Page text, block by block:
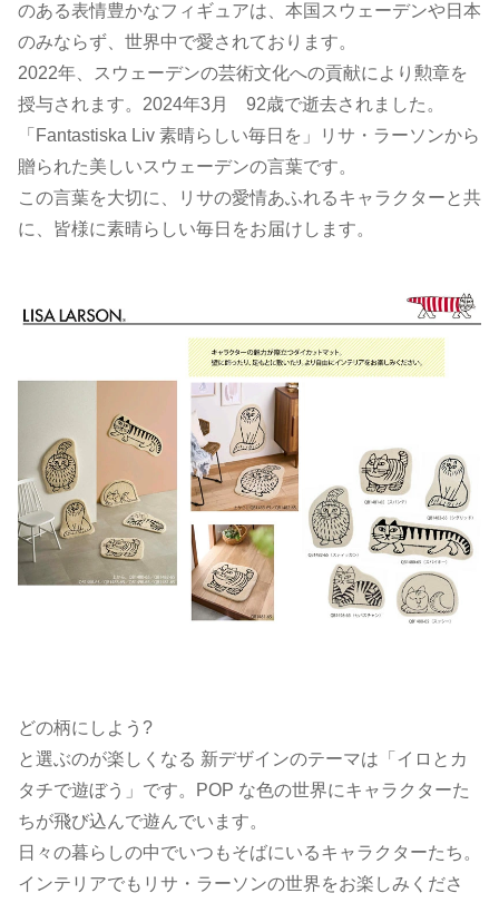
のある表情豊かなフィギュアは、本国スウェーデンや日本
のみならず、世界中で愛されております。
2022年、スウェーデンの芸術文化への貢献により勲章を
授与されます。2024年3月 92歳で逝去されました。
「Fantastiska Liv 素晴らしい毎日を」リサ・ラーソンから
贈られた美しいスウェーデンの言葉です。
この言葉を大切に、リサの愛情あふれるキャラクターと共
に、皆様に素晴らしい毎日をお届けします。
どの柄にしよう?
と選ぶのが楽しくなる 新デザインのテーマは「イロとカ
タチで遊ぼう」です。POP な色の世界にキャラクターた
ちが飛び込んで遊んでいます。
日々の暮らしの中でいつもそばにいるキャラクターたち。
インテリアでもリサ・ラーソンの世界をお楽しみくださ